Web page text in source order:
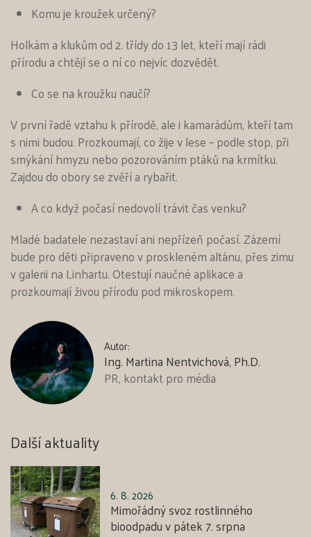
Komu je kroužek určený?
Holkám a klukům od 2. třídy do 13 let, kteří mají rádi
přírodu a chtějí se o ní co nejvíc dozvědět.
Co se na kroužku naučí?
V první řadě vztahu k přírodě, ale i kamarádům, kteří tam
s nimi budou. Prozkoumají, co žije v lese – podle stop, při
smýkání hmyzu nebo pozorováním ptáků na krmítku.
Zajdou do obory se zvěří a rybařit.
A co když počasí nedovolí trávit čas venku?
Mladé badatele nezastaví ani nepřízeň počasí. Zázemí
bude pro děti připraveno v proskleném altánu, přes zimu
v galerii na Linhartu. Otestují naučné aplikace a
prozkoumají živou přírodu pod mikroskopem.
Autor:
Ing. Martina Nentvichová, Ph.D.
PR, kontakt pro média
Další aktuality
6. 8. 2026
Mimořádný svoz rostlinného
bioodpadu v pátek 7. srpna